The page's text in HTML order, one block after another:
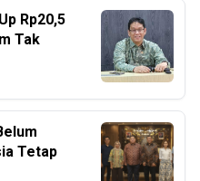
Rp20,5
Tak
Tetap